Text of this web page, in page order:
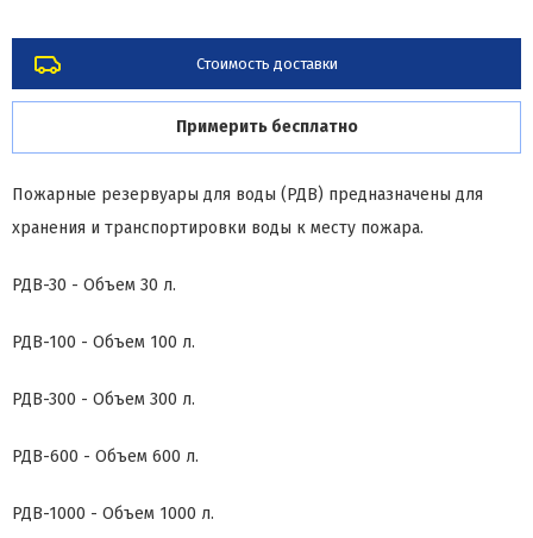
Стоимость доставки
Примерить бесплатно
Пожарные резервуары для воды (РДВ) предназначены для
хранения и транспортировки воды к месту пожара.
РДВ-30 - Объем 30 л.
РДВ-100 - Объем 100 л.
РДВ-300 - Объем 300 л.
РДВ-600 - Объем 600 л.
РДВ-1000 - Объем 1000 л.